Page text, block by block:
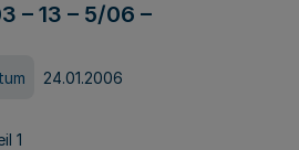
– 13 – 5/06 –
24.01.2006
1